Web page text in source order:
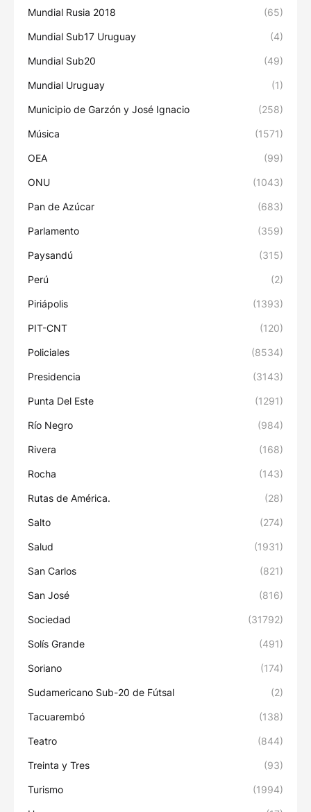
Mundial Rusia 2018 (65)
Mundial Sub17 Uruguay (4)
Mundial Sub20 (49)
Mundial Uruguay (1)
Municipio de Garzón y José Ignacio (258)
Música (1571)
OEA (99)
ONU (1043)
Pan de Azúcar (683)
Parlamento (359)
Paysandú (315)
Perú (2)
Piriápolis (1393)
PIT-CNT (120)
Policiales (8534)
Presidencia (3143)
Punta Del Este (1291)
Río Negro (984)
Rivera (168)
Rocha (143)
Rutas de América. (28)
Salto (274)
Salud (1931)
San Carlos (821)
San José (816)
Sociedad (31792)
Solís Grande (491)
Soriano (174)
Sudamericano Sub-20 de Fútsal (2)
Tacuarembó (138)
Teatro (844)
Treinta y Tres (93)
Turismo (1994)